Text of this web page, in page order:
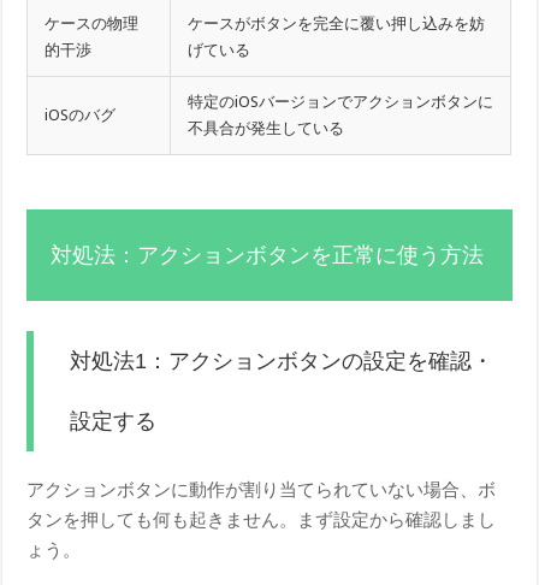
ケースの物理
的干渉
ケースがボタンを完全に覆い押し込みを妨
げている
iOSのバグ
特定のiOSバージョンでアクションボタンに
不具合が発生している
対処法：アクションボタンを正常に使う方法
対処法1：アクションボタンの設定を確認・
設定する
アクションボタンに動作が割り当てられていない場合、ボ
タンを押しても何も起きません。まず設定から確認しまし
ょう。